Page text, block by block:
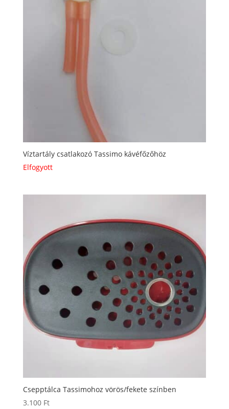
Víztartály csatlakozó Tassimo kávéfőzőhöz
Elfogyott
Csepptálca Tassimohoz vörös/fekete színben
3.100 Ft